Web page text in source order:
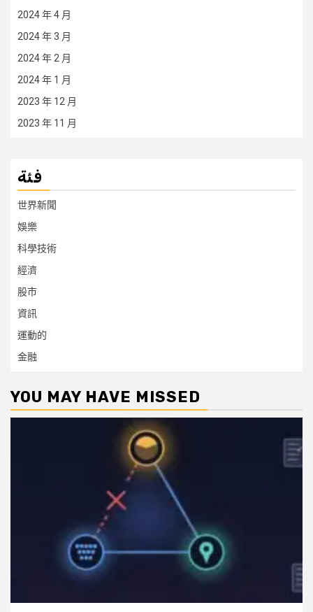
2024 年 4 月
2024 年 3 月
2024 年 2 月
2024 年 1 月
2023 年 12 月
2023 年 11 月
فئة
世界新聞
娛樂
科學技術
經濟
股市
資訊
運動的
金融
YOU MAY HAVE MISSED